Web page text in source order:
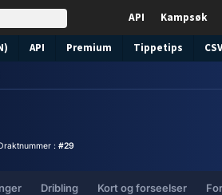
Kampsøk
API
API Premium Tippetips CSV
:#29
Dribling Kort og forseelser